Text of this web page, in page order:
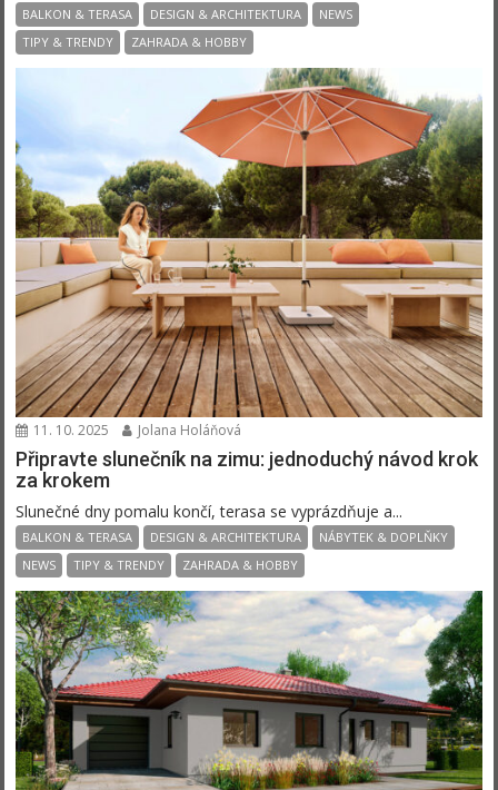
BALKON & TERASA DESIGN & ARCHITEKTURA
NEWS
TIPY & TRENDY
ZAHRADA & HOBBY
11. 10. 2025 Jolana Holáňová
Připravte slunečník na zimu: jednoduchý návod krok
za krokem
Slunečné dny pomalu končí, terasa se vyprázdňuje a...
BALKON & TERASA DESIGN & ARCHITEKTURA
NÁBYTEK & DOPLŇKY
NEWS
TIPY & TRENDY ZAHRADA & HOBBY